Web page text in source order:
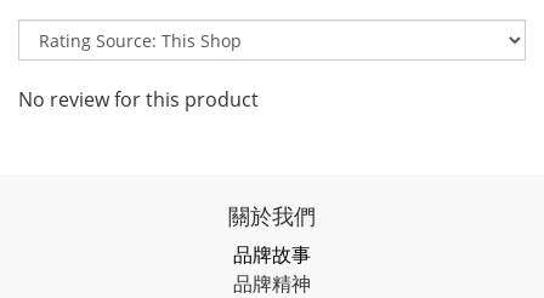
No review for this product
關於我們
品牌故事
品牌精神